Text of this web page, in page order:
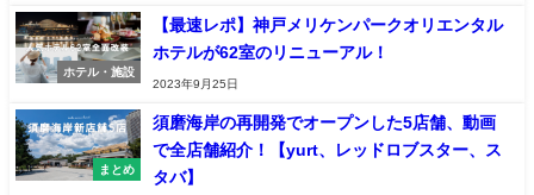
ホテル・施設
【最速レポ】神戸メリケンパークオリエンタル
ホテルが62室のリニューアル！
2023年9月25日
まとめ
須磨海岸の再開発でオープンした5店舗、動画
で全店舗紹介！【yurt、レッドロブスター、ス
タバ】